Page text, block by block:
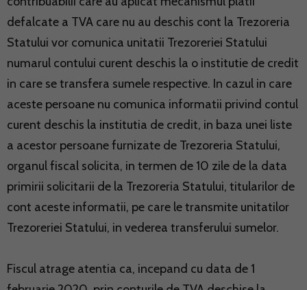
defalcate a TVA care nu au deschis cont la Trezoreria
Statului vor comunica unitatii Trezoreriei Statului
numarul contului curent deschis la o institutie de credit
in care se transfera sumele respective. In cazul in care
aceste persoane nu comunica informatii privind contul
curent deschis la institutia de credit, in baza unei liste
a acestor persoane furnizate de Trezoreria Statului,
organul fiscal solicita, in termen de 10 zile de la data
primirii solicitarii de la Trezoreria Statului, titularilor de
cont aceste informatii, pe care le transmite unitatilor
Trezoreriei Statului, in vederea transferului sumelor.
Fiscul atrage atentia ca, incepand cu data de 1